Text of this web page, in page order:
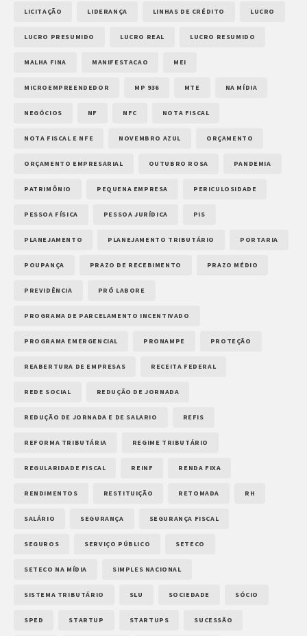
LICITAÇÃO LIDERANÇA LINHAS DE CRÉDITO LUCRO
LUCRO PRESUMIDO LUCRO REAL LUCRO RESUMIDO
MALHA FINA MANIFESTACAO MEI
MICROEMPREENDEDOR MP 936 MTE NA MÍDIA
NEGÓCIOS NF NFC NOTA FISCAL
NOTA FISCAL E NFE NOVEMBRO AZUL ORÇAMENTO
ORÇAMENTO EMPRESARIAL OUTUBRO ROSA PANDEMIA
PATRIMÔNIO PEQUENA EMPRESA PERICULOSIDADE
PESSOA FÍSICA PESSOA JURÍDICA PIS
PLANEJAMENTO PLANEJAMENTO TRIBUTÁRIO PORTARIA
POUPANÇA PRAZO DE RECEBIMENTO PRAZO MÉDIO
PREVIDÊNCIA PRÓ LABORE
PROGRAMA DE PARCELAMENTO INCENTIVADO
PROGRAMA EMERGENCIAL PRONAMPE PROTEÇÃO
REABERTURA DE EMPRESAS RECEITA FEDERAL
REDE SOCIAL REDUÇÃO DE JORNADA
REDUÇÃO DE JORNADA E DE SALARIO REFIS
REFORMA TRIBUTÁRIA REGIME TRIBUTÁRIO
REGULARIDADE FISCAL REINF RENDA FIXA
RENDIMENTOS RESTITUIÇÃO RETOMADA RH
SALÁRIO SEGURANÇA SEGURANÇA FISCAL
SEGUROS SERVIÇO PÚBLICO SETECO
SETECO NA MÍDIA SIMPLES NACIONAL
SISTEMA TRIBUTÁRIO SLU SOCIEDADE SÓCIO
SPED STARTUP STARTUPS SUCESSÃO